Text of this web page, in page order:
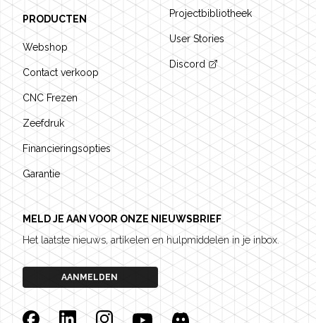
PRODUCTEN
Webshop
Contact verkoop
CNC Frezen
Zeefdruk
Financieringsopties
Garantie
Projectbibliotheek
User Stories
Discord
MELD JE AAN VOOR ONZE NIEUWSBRIEF
Het laatste nieuws, artikelen en hulpmiddelen in je inbox.
AANMELDEN
FacebookLinkedinInstagramYouTubeDiscord